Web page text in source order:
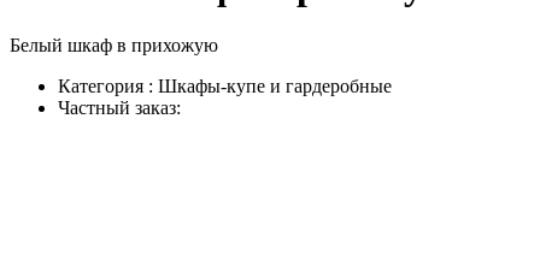
Белый шкаф в прихожую
Категория : Шкафы-купе и гардеробные
Частный заказ: